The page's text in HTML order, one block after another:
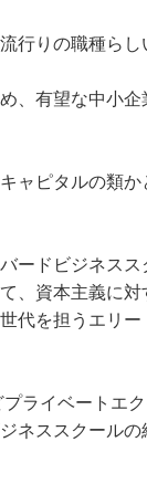
行りの職種らし
、有望な中小
ャピタルの類
ードビジネス
、資本主義に
代を担うエリ
ライベートエ
ネススクール